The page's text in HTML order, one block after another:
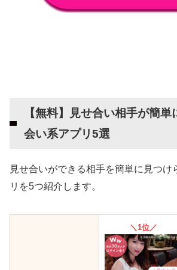
アプリで相手を探そう！
【無料】見せ合い相手が簡単
会い系アプリ5選
見せ合いができる相手を簡単に見つけ
リを5つ紹介します。
＼1位／